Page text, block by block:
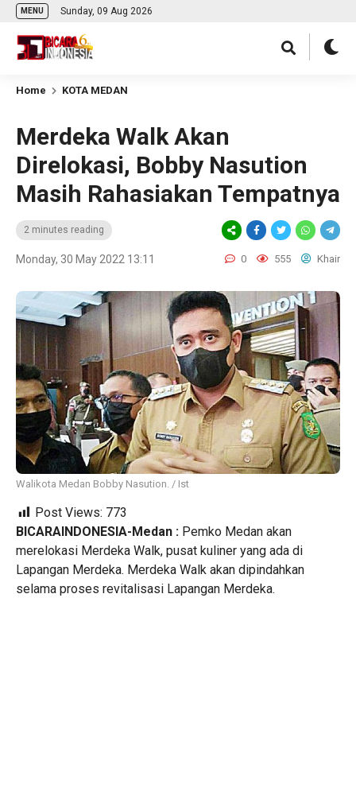
MENU Sunday, 09 Aug 2026
Home KOTA MEDAN
Merdeka Walk Akan
Direlokasi, Bobby Nasution
Masih Rahasiakan Tempatnya
2 minutes reading
Monday, 30 May 2022 13:11 0 555 Khair
Walikota Medan Bobby Nasution. / Ist
Post Views: 773
BICARAINDONESIA-Medan : Pemko Medan akan
merelokasi Merdeka Walk, pusat kuliner yang ada di
Lapangan Merdeka. Merdeka Walk akan dipindahkan
selama proses revitalisasi Lapangan Merdeka.